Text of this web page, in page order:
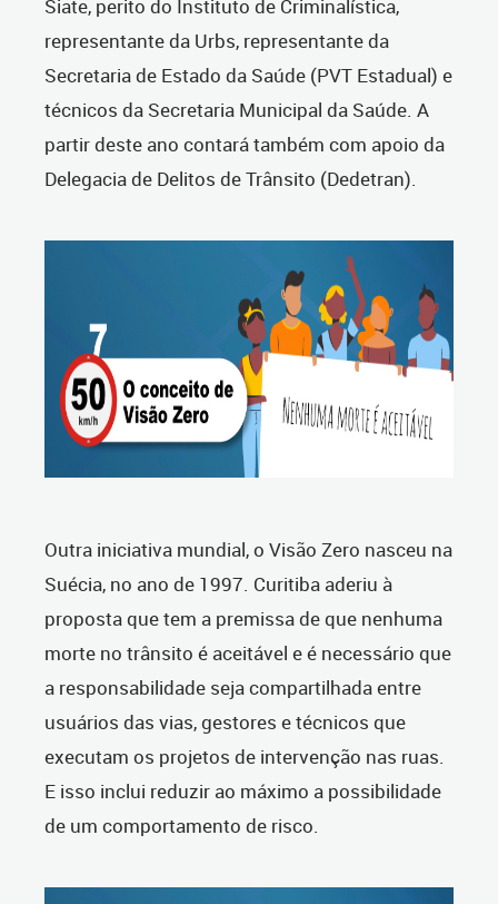
Siate, perito do Instituto de Criminalística,
representante da Urbs, representante da
Secretaria de Estado da Saúde (PVT Estadual) e
técnicos da Secretaria Municipal da Saúde. A
partir deste ano contará também com apoio da
Delegacia de Delitos de Trânsito (Dedetran).
Outra iniciativa mundial, o Visão Zero nasceu na
Suécia, no ano de 1997. Curitiba aderiu à
proposta que tem a premissa de que nenhuma
morte no trânsito é aceitável e é necessário que
a responsabilidade seja compartilhada entre
usuários das vias, gestores e técnicos que
executam os projetos de intervenção nas ruas.
E isso inclui reduzir ao máximo a possibilidade
de um comportamento de risco.